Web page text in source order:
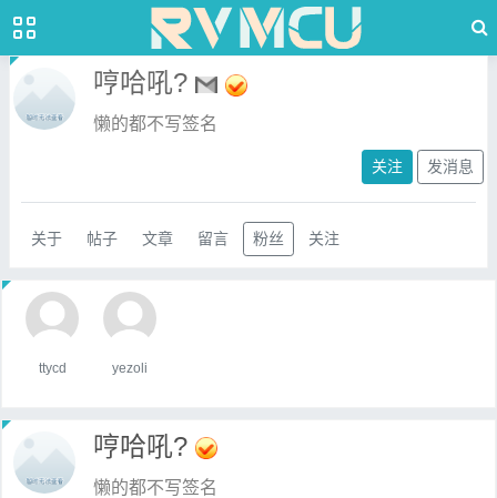
哼哈吼?
懒的都不写签名
关注 发消息
关于 帖子 文章 留言 粉丝 关注
ttycd yezoli
哼哈吼?
懒的都不写签名